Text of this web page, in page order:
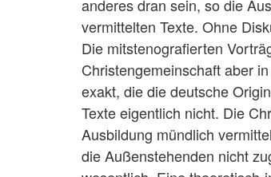
anderes dran sein, so die
vermittelten Texte. Ohne
Die mitstenografierten
Christengemeinschaft aber
exakt, die die deutsche
Texte eigentlich nicht. Die
Ausbildung mündlich
die Außenstehenden nicht